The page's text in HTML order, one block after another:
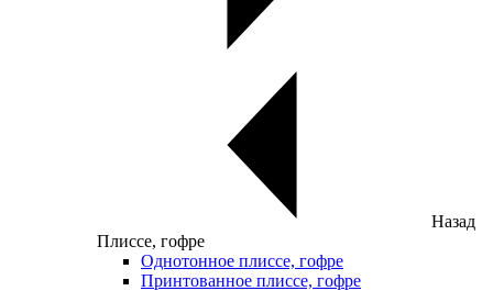
Назад
Плиссе, гофре
Однотонное плиссе, гофре
Принтованное плиссе, гофре